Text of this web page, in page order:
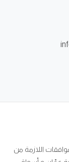
اللازمة من